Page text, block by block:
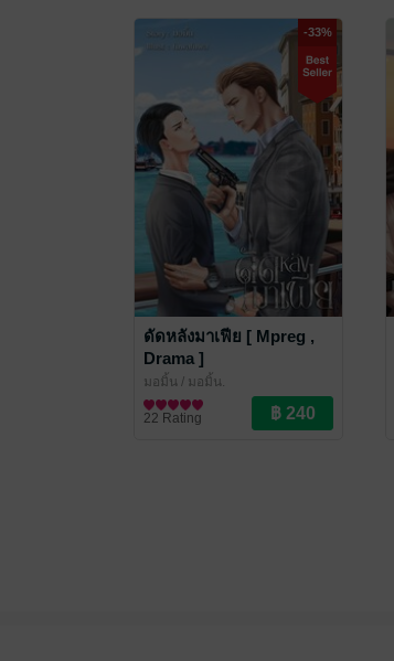
-33%
ดัดหลังมาเฟีย [ Mpreg ,
Drama ]
มอมิ้น / มอมิ้น.
นิยายวาย Boy Love / Yaoi
22 Rating